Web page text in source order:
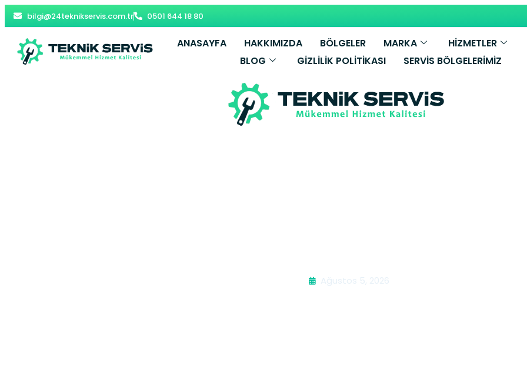
bilgi@24teknikservis.com.tr 0501 644 18 80
ANASAYFA HAKKIMIZDA BÖLGELER MARKA HİZMETLER
BLOG
GIZLILIK POLITIKASI SERVIS BÖLGELERIMIZ
Ağustos 5, 2026